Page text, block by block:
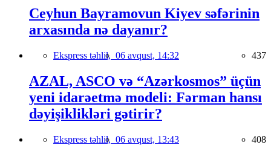
Ceyhun Bayramovun Kiyev səfərinin
arxasında nə dayanır?
Ekspress təhlil, 06 avqust, 14:32 437
AZAL, ASCO və “Azərkosmos” üçün
yeni idarəetmə modeli: Fərman hansı
dəyişiklikləri gətirir?
Ekspress təhlil, 06 avqust, 13:43 408